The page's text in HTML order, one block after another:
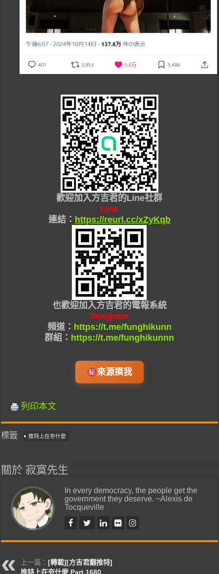
歡迎加入方吉君的Line社群
Line
連結： https://reurl.cc/xZyKqb
也歡迎加入方吉君的電報系統
Telegram
頻道： https://t.me/funghikunn
群組： https://t.me/funghikunnn
來源摸我
列印本文
標籤 推特上在夯什麼
關於 寂寞先生
In every democracy, the people get the
government they deserve. ~Alexis de
Tocqueville
上一篇：[轉載][方吉君翻推特]
推特上在夯什麼 Part.1680